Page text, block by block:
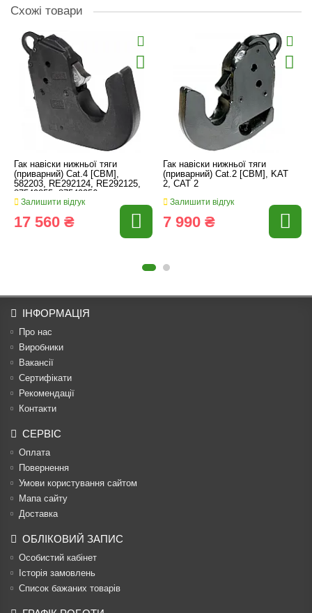
Схожі товари
Гак навіски нижньої тяги
(приварний) Cat.4 [CBM],
582203, RE292124, RE292125,
87549255, 87549256
Залишити відгук
17 560 ₴
Гак навіски нижньої тяги
(приварний) Cat.2 [CBM], KAT
2, CAT 2
Залишити відгук
7 990 ₴
ІНФОРМАЦІЯ
Про нас
Виробники
Вакансії
Сертифікати
Рекомендації
Контакти
СЕРВІС
Оплата
Повернення
Умови користування сайтом
Мапа сайту
Доставка
ОБЛІКОВИЙ ЗАПИС
Особистий кабінет
Історія замовлень
Список бажаних товарів